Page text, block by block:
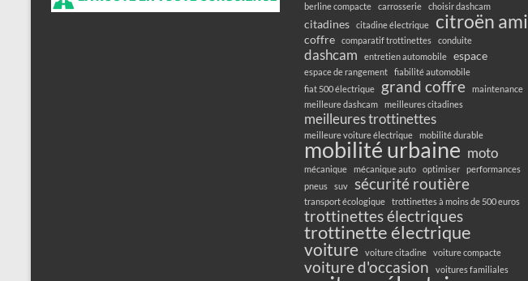
berline compacte carrosserie choisir dashcam
citadines citadine électrique citroën ami
coffre comparatif trottinettes conduite
dashcam entretien automobile espace
espace de rangement
fiabilité automobile
fiat 500 électrique
grand coffre
maintenance
meilleure dashcam
meilleures citadines
meilleures trottinettes
meilleure voiture électrique mobilité durable
mobilité urbaine moto
mécanique mécanique auto optimiser
performances
pneus
suv sécurité routière
transport écologique trottinettes à moins de 500 euros
trottinettes électriques
trottinette électrique
voiture voiture citadine voiture compacte
voiture d'occasion voitures familiales